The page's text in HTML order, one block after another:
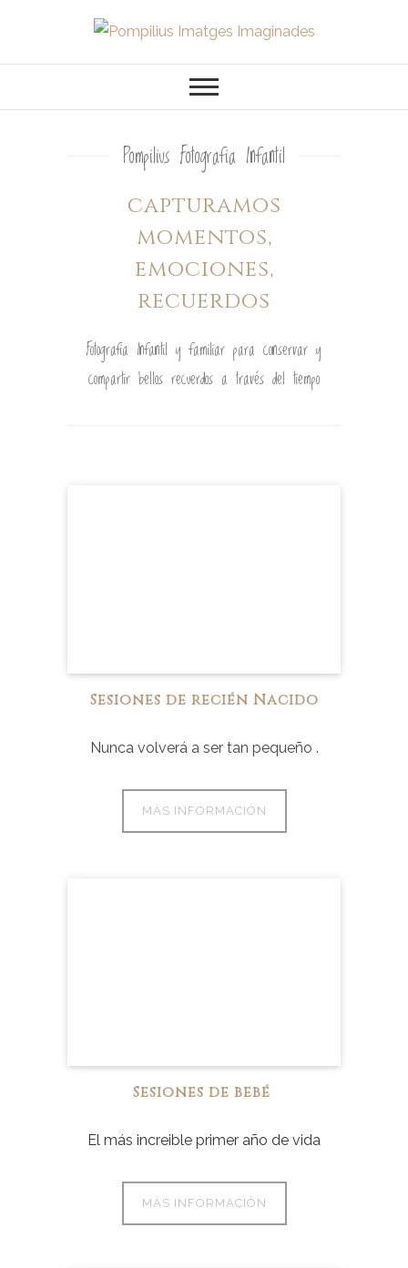
Pompilius
Imatges
Imaginades
Pompilius Fotografia Infantil
capturamos
momentos,
emociones,
recuerdos
Fotografia Infantil y familiar para conservar y
compartir bellos recuerdos a través del tiempo
Sesiones de recién Nacido
Nunca volverá a ser tan pequeño .
MÁS INFORMACIÓN
Sesiones de bebé
El más increible primer año de vida
MÁS INFORMACIÓN